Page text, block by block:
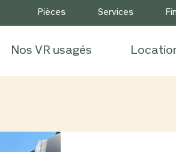
Pièces Services
Nos VR usagés